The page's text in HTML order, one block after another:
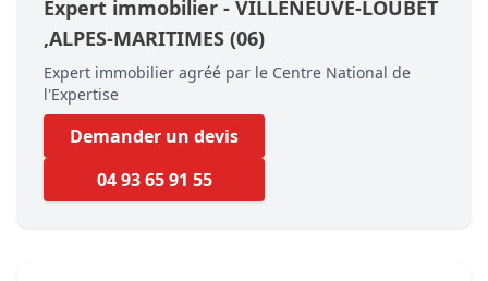
Expert immobilier - VILLENEUVE-LOUBET
,ALPES-MARITIMES (06)
Expert immobilier agréé par le Centre National de
l'Expertise
Demander un devis
04 93 65 91 55